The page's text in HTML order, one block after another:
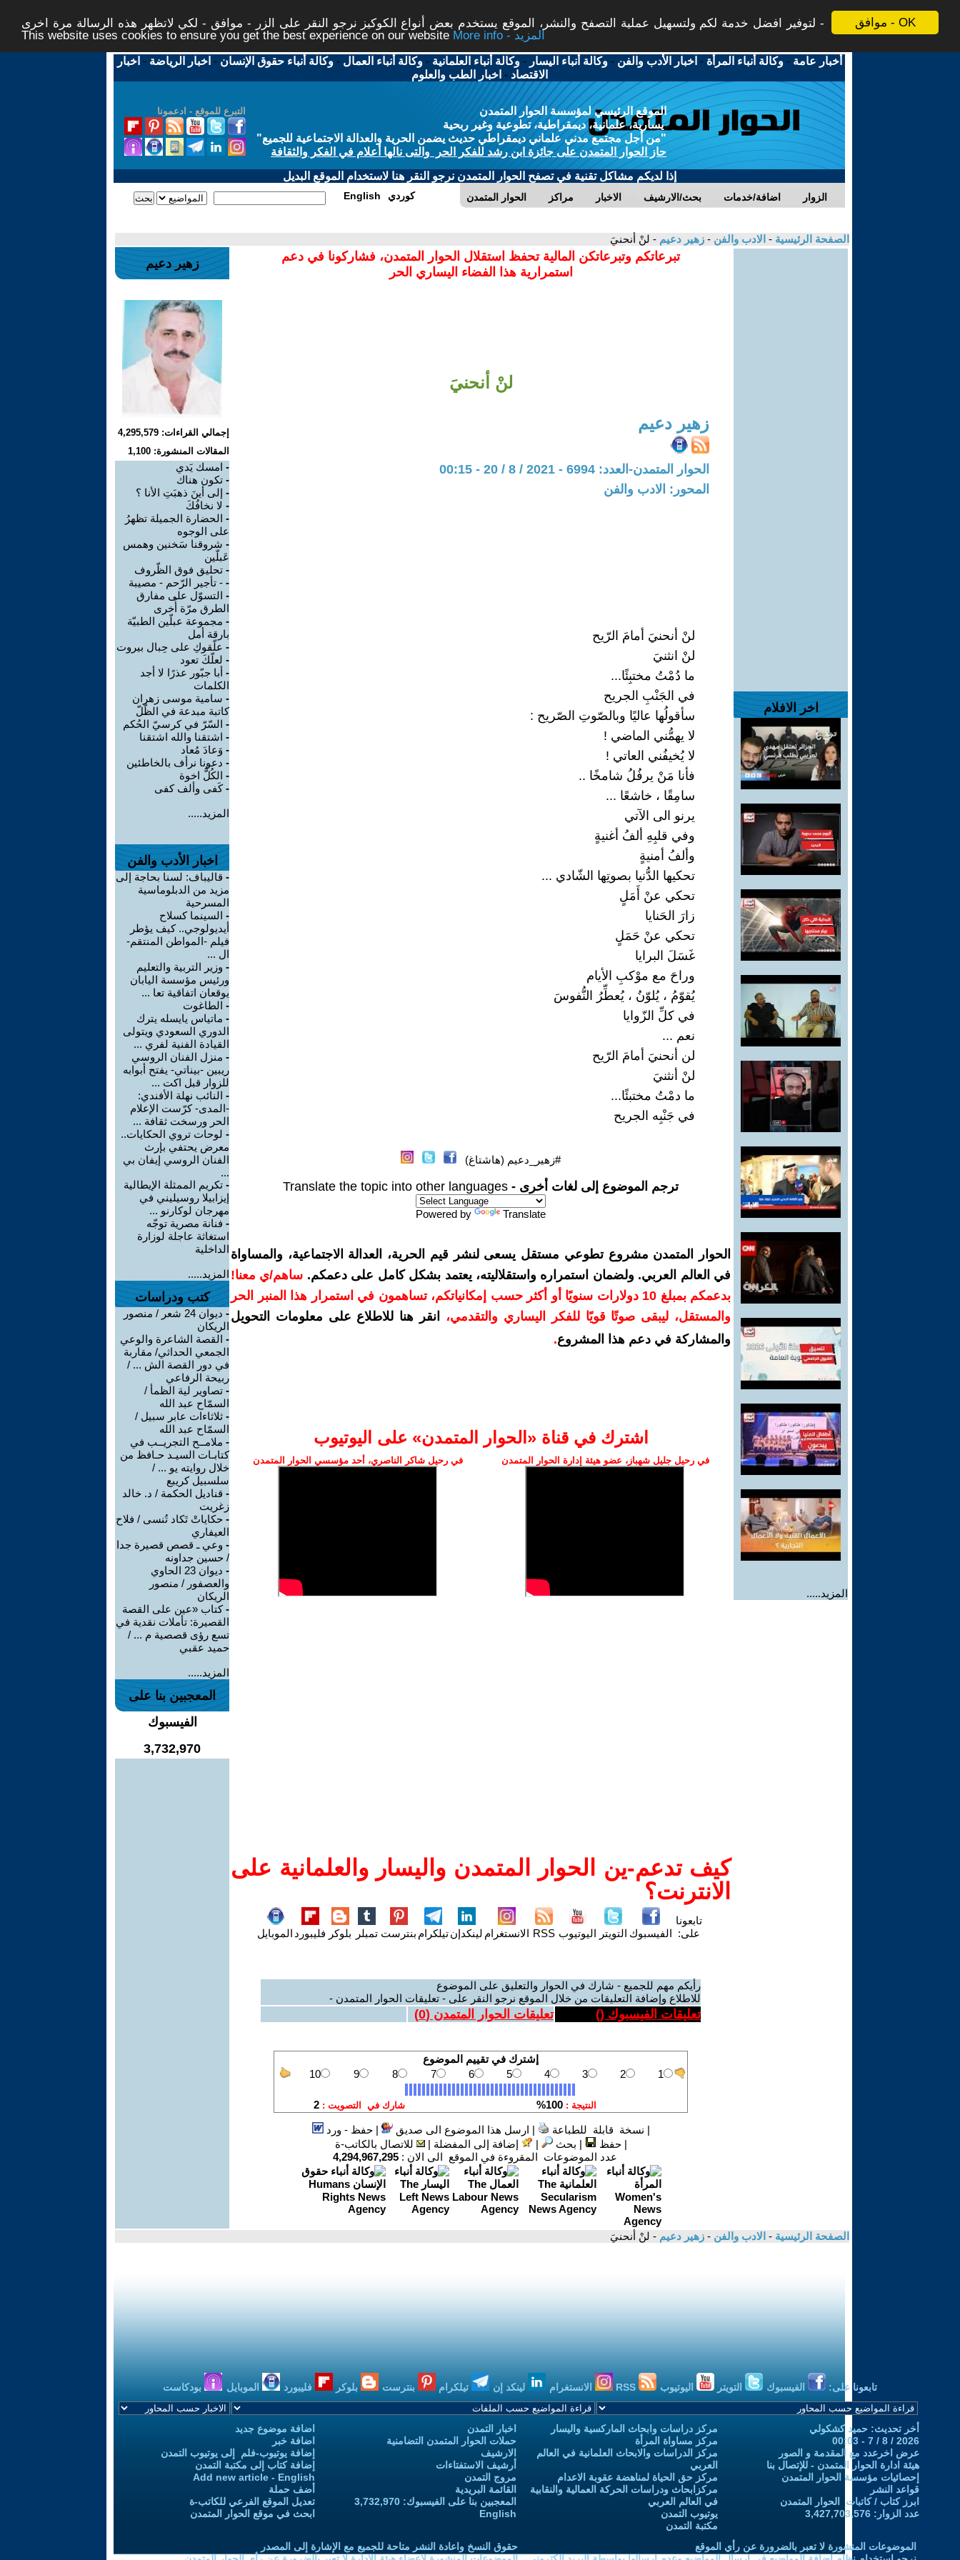
موافق - OK
لتوفير افضل خدمة لكم ولتسهيل عملية التصفح والنشر، الموقع يستخدم بعض أنواع الكوكيز نرجو النقر على الزر - موافق - لكي لاتظهر هذه الرسالة مرة اخرى -
This website uses cookies to ensure you get the best experience on our website
More info - المزيد
أخبار عامة -وكالة أنباء المرأة - اخبار الأدب والفن -وكالة أنباء اليسار -وكالة أنباء العلمانية -وكالة أنباء العمال -وكالة أنباء حقوق الإنسان - اخبار الرياضة - اخبار
الاقتصاد - اخبار الطب والعلوم
التبرع للموقع - ادعمونا
الموقع الرئيسي لمؤسسة الحوار المتمدن
يسارية، علمانية، ديمقراطية، تطوعية وغير ربحية
"من أجل مجتمع مدني علماني ديمقراطي حديث يضمن الحرية والعدالة الاجتماعية للجميع"
حاز الحوار المتمدن على جائزة ابن رشد للفكر الحر والتى نالها أعلام في الفكر والثقافة
إذا لديكم مشاكل تقنية في تصفح الحوار المتمدن نرجو النقر هنا لاستخدام الموقع البديل
الحوار المتمدن مراكز الاخبار بحث/الارشيف اضافة/خدمات الزوار English كوردي
الصفحة الرئيسية - الادب والفن - زهير دعيم - لنْ أنحنيَ
اخر الافلام
المزيد.....
تبرعاتكم وتبرعاتكن المالية تحفظ استقلال الحوار المتمدن، فشاركونا في دعم
استمرارية هذا الفضاء اليساري الحر
لنْ أنحنيَ
زهير دعيم
الحوار المتمدن-العدد: 6994 - 2021 / 8 / 20 - 00:15
المحور: الادب والفن
لنْ أنحنيَ أمامَ الرّيح
لنْ انثنيَ
ما دُمْتُ مختبِئًا...
في الجَنْبِ الجريح
سأقولُها عاليًا وبالصّوتِ الصّريح :
لا يهمُّني الماضي !
لا يُخيفُني العاتي !
فأنا مَنْ يرفُلُ شامخًا ..
سامِقًا ، خاشعًا ...
يرنو الى الآتي
وفي قلبِهِ ألفُ أغنيةٍ
وألفُ أمنيةٍ
تحكيها الدُّنيا بصوتِها الشّادي ...
تحكي عنْ أَمَلٍ
زارَ الحَنايا
تحكي عنْ حَمَلٍ
غَسَلَ البرايا
وراحَ مع موْكبِ الأيام
يُقوّمُ ، يُلوّنُ ، يُعطِّرُ النُّفوسَ
في كلِّ الزّوايا
نعم ...
لن أنحنيَ أمامَ الرّيح
لنْ أنثنيَ
ما دمْتُ مختبئًا...
في جَنْبِه الجريح
#زهير_دعيم (هاشتاغ)
ترجم الموضوع إلى لغات أخرى - Translate the topic into other languages
Powered by Translate
الحوار المتمدن مشروع تطوعي مستقل يسعى لنشر قيم الحرية، العدالة الاجتماعية، والمساواة
في العالم العربي. ولضمان استمراره واستقلاليته، يعتمد بشكل كامل على دعمكم. ساهم/ي معنا!
بدعمكم بمبلغ 10 دولارات سنويًا أو أكثر حسب إمكانياتكم، تساهمون في استمرار هذا المنبر الحر
والمستقل، ليبقى صوتًا قويًا للفكر اليساري والتقدمي،
انقر هنا للاطلاع على معلومات التحويل
والمشاركة في دعم هذا المشروع.
اشترك في قناة ‫«الحوار المتمدن» على اليوتيوب
في رحيل جليل شهباز، عضو هيئة إدارة الحوار المتمدن في رحيل شاكر الناصري، أحد مؤسسي الحوار المتمدن
كيف تدعم-ين الحوار المتمدن واليسار والعلمانية على
الانترنت؟
تابعونا
على: الفيسبوك التويتر اليوتيوب RSS الانستغرام لينكدإنتيلكرام بنترست تمبلر بلوكر فليبورد الموبايل
رأيكم مهم للجميع - شارك في الحوار والتعليق على الموضوع
للاطلاع وإضافة التعليقات من خلال الموقع نرجو النقر على - تعليقات الحوار المتمدن -
تعليقات الفيسبوك () تعليقات الحوار المتمدن (0
)
| نسخة قابلة للطباعة | ارسل هذا الموضوع الى صديق |حفظ - ورد
|حفظ | بحث | إضافة إلى المفضلة |
للاتصال بالكاتب-ة
عدد الموضوعات المقروءة في الموقع الى الان : 4,294,967,295
زهير دعيم
إجمالي القراءات: 4,295,579
المقالات المنشورة: 1,100
- امسك يَدي
- تكون هناك
- إلى أينَ ذهبَتِ الأنا ؟
- لا نخافُكَ
- الحضارة الجميلة تظهرُ
على الوجوه
- شروقنا سَخنين وهمس
عَبلّين
- تحليق فوق الظّروف
- - تأجير الرّحم - مصيبة
- التسوّل على مفارق
الطرق مرّة أُخرى
- مجموعة عبلّين الطبيّة
بارقة أمل
- علّقوكِ على حِبال بيروت
- لعلّكَ تعود
- أبا جبّور عذرًا لا أجد
الكلمات
- سامية موسى زهران
كاتبة مبدعة في الظّلّ
- السّرّ في كرسيّ الحُكم
- اشتقنا والله اشتقنا
- وَعادَ مُعاد
- دعونا نرأف بالخاطئين
- الكُلُّ اخوة
-كَفى وألف كفى
المزيد.....
اخبار الأدب والفن
- قاليباف: لسنا بحاجة إلى
مزيد من الدبلوماسية
المسرحية
- السينما كسلاح
أيديولوجي.. كيف يؤطر
فيلم -المواطن المنتقم-
ال ...
- وزير التربية والتعليم
ورئيس مؤسسة اليابان
يوقعان اتفاقية تعا ...
- الطاغوت
- ماتياس يايسله يترك
الدوري السعودي ويتولى
القيادة الفنية لفري ...
- منزل الفنان الروسي
ريبين -بيناتي- يفتح أبوابه
للزوار قبل اكت ...
- النائب نهلة الأفندي:
-المدى- كرّست الإعلام
الحر ورسخت ثقافة ...
- لوحات تروي الحكايات..
معرض يحتفي بإرث
الفنان الروسي إيفان بي
...
- تكريم الممثلة الإيطالية
إيزابيلا روسيليني في
مهرجان لوكارنو ...
- فنانة مصرية توجّه
استغاثة عاجلة لوزارة
الداخلية
المزيد.....
كتب ودراسات
-
ديوان 24 شعر / منصور
الريكان
- القصة الشاعرة والوعي
الجمعي الحداثي/ مقاربة
في دور القصة الش ... /
ربيحة الرفاعي
- تصاوير لية الظمأ /
السمّاح عبد الله
- ثلاثاءات عابر سبيل /
السمّاح عبد الله
- ملامــح التجريــب في
كتابـات السيـد حـافظ من
خلال روايته يو ... /
سلسبيل كريبع
- قناديل الحكمة / د. خالد
زغريت
- حكاياتْ تَكاد تُنسى / فلاح
العيفاري
- وعي ـ قصص قصيرة جدا
/ حسين جداونه
-
ديوان 23 الحاوي
والعصفور / منصور
الريكان
-كتاب «عين على القصة
القصيرة: تأملات نقدية في
تسع رؤى قصصية م ... /
حميد عقبي
المزيد.....
المعجبين بنا على
الفيسبوك
3,732,970
الصفحة الرئيسية - الادب والفن - زهير دعيم - لنْ أنحنيَ
تابعونا على: الفيسبوك التويتر اليوتيوب الانستغرام لينكد إن تيلكرام بنترست بلوكر فليبورد الموبايل بودكاست
أخر تحديث: حميد كشكولي
2026 / 8 / 7 - 00:03
عرض اخرعدد مع المقدمة و الصور
هيئة ادارة الحوار المتمدن - للإتصال بنا
إحصائيات مؤسسة الحوار المتمدن
قواعد النشر
ابرز كتاب / كاتبات الحوار المتمدن
عدد الزوار: 3,427,703,576
مركز دراسات وابحاث الماركسية واليسار
مركز مساواة المرأة
مركز الدراسات والابحاث العلمانية في العالم
العربي
مركز حق الحياة لمناهضة عقوبة الاعدام
مركزابحاث ودراسات الحركة العمالية والنقابية
في العالم العربي
يوتيوب التمدن
مكتبة التمدن
اخبار التمدن
حملات الحوار المتمدن التضامنية
الارشيف
أرشيف الاستفتاءات
مروج التمدن
القائمة البريدية
المعجبين بنا على الفيسبوك: 3,732,970
English
اضافة موضوع جديد
اضافة خبر
إضافة يوتيوب-فلم إلى يوتيوب التمدن
إضافة كتاب إلى مكتبة التمدن
Add new article - English
أضف حملة
تعديل الموقع الفرعي للكاتب-ة
ابحث في موقع الحوار المتمدن
الموضوعات المنشورة لا تعبر بالضرورة عن رأي الموقع
حقوق النسخ واعادة النشر متاحة للجميع مع الإشارة إلى المصدر